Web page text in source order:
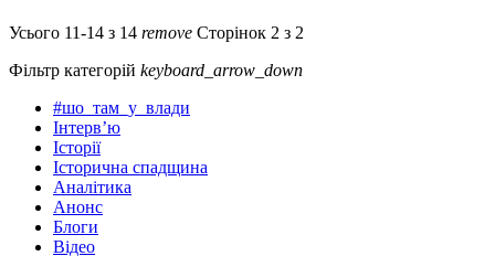
Усього 11-14 з 14 remove Сторінок 2 з 2
Фільтр категорій keyboard_arrow_down
#шо_там_у_влади
Інтерв’ю
Історії
Історична спадщина
Аналітика
Анонс
Блоги
Відео